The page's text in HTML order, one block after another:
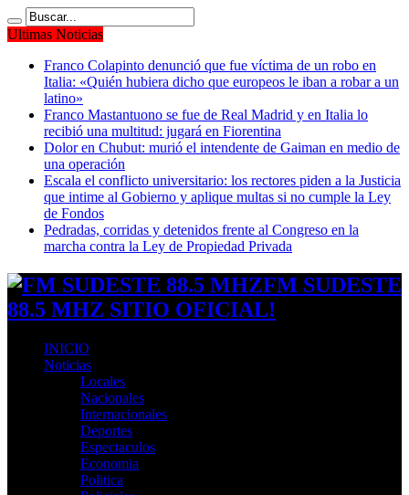
Ultimas Noticias
Franco Colapinto denunció que fue víctima de un robo en
Italia: «Quién hubiera dicho que europeos le iban a robar a un
latino»
Franco Mastantuono se fue de Real Madrid y en Italia lo
recibió una multitud: jugará en Fiorentina
Dolor en Chubut: murió el intendente de Gaiman en medio de
una operación
Escala el conflicto universitario: los rectores piden a la Justicia
que intime al Gobierno y aplique multas si no cumple la Ley
de Fondos
Pedradas, corridas y detenidos frente al Congreso en la
marcha contra la Ley de Propiedad Privada
FM SUDESTE
88.5 MHZ SITIO OFICIAL!
INICIO
Noticias
Locales
Nacionales
Internacionales
Deportes
Espectaculos
Economia
Politica